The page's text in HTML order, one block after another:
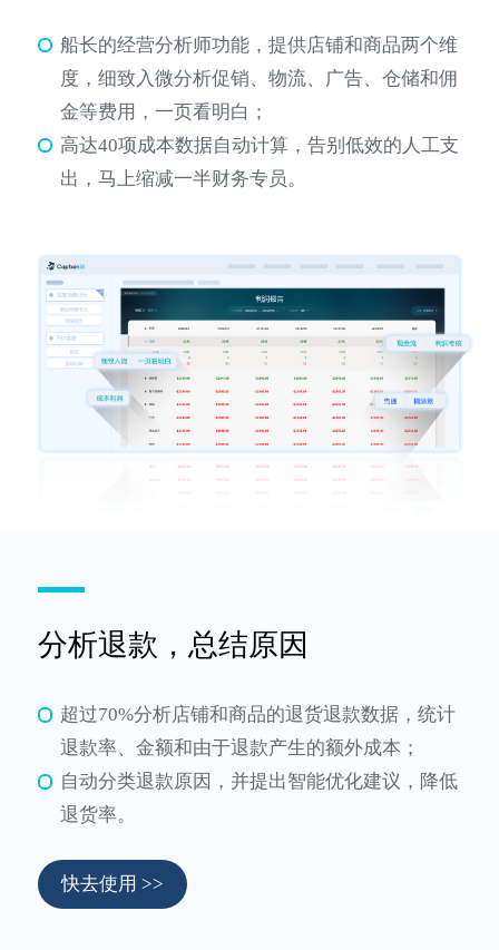
船长的经营分析师功能，提供店铺和商品两个维
度，细致入微分析促销、物流、广告、仓储和佣
金等费用，一页看明白；
高达40项成本数据自动计算，告别低效的人工支
出，马上缩减一半财务专员。
分析退款，总结原因
超过70%分析店铺和商品的退货退款数据，统计
退款率、金额和由于退款产生的额外成本；
自动分类退款原因，并提出智能优化建议，降低
退货率。
快去使用 >>